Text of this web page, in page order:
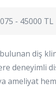
- 45000 TL
diş
deneyimli
ameliyat